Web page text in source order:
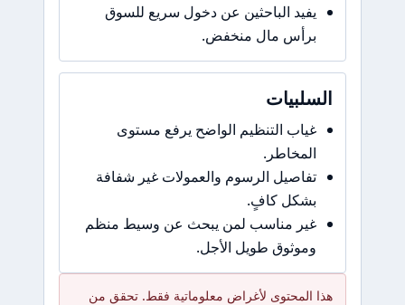
يفيد الباحثين عن دخول سريع للسوق
برأس مال منخفض.
السلبيات
غياب التنظيم الواضح يرفع مستوى
المخاطر.
تفاصيل الرسوم والعمولات غير شفافة
بشكل كافٍ.
غير مناسب لمن يبحث عن وسيط منظم
وموثوق طويل الأجل.
هذا المحتوى لأغراض معلوماتية فقط. تحقق من